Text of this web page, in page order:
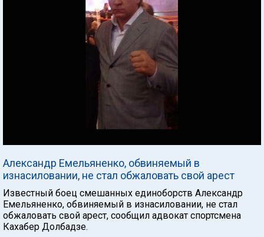
Александр Емельяненко, обвиняемый в
изнасиловании, не стал обжаловать свой арест
Известный боец смешанных единоборств Александр
Емельяненко, обвиняемый в изнасиловании, не стал
обжаловать свой арест, сообщил адвокат спортсмена
Кахабер Долбадзе.